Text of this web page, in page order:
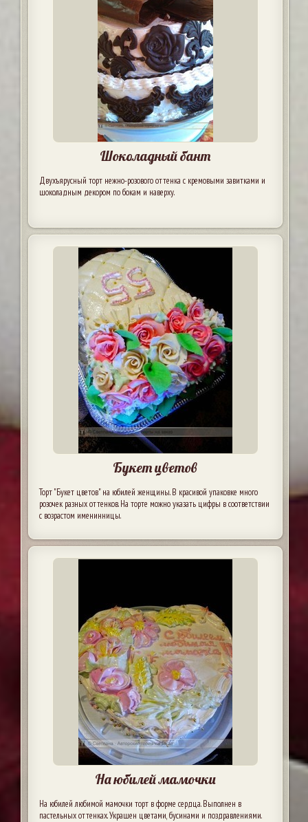
Шоколадный бант
Двухъярусный торт нежно-розового оттенка с кремовыми завитками и
шоколадным декором по бокам и наверху.
Букет цветов
Торт "Букет цветов" на юбилей женщины. В красивой упаковке много
розочек разных оттенков. На торте можно указать цифры в соответствии
с возрастом именинницы.
На юбилей мамочки
На юбилей любимой мамочки торт в форме сердца. Выполнен в
пастельных оттенках. Украшен цветами, бусинами и поздравлениями.